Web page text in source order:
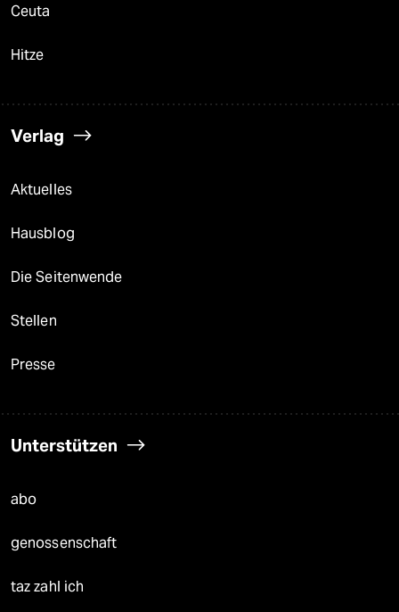
Ceuta
Hitze
Verlag
Aktuelles
Hausblog
Die Seitenwende
Stellen
Presse
Unterstützen
abo
genossenschaft
taz zahl ich